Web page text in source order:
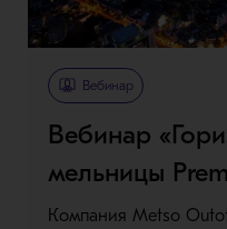
Вебинар
Вебинар
мельницы
Компания Metso